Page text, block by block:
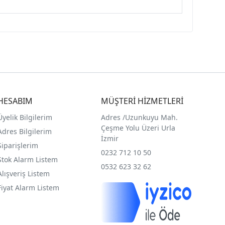
Bilgilerim
Bilgilerim
Alarm Listem
Listem
Alarm Listem
MÜŞTERİ HİZMETLERİ
Adres /Uzunkuyu Mah.
Çeşme Yolu Üzeri Urla
İzmir
0232 712 10 50
0532 623 32 62